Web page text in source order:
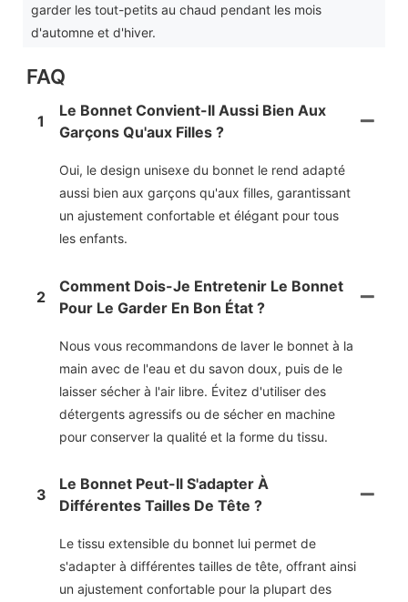
garder les tout-petits au chaud pendant les mois
d'automne et d'hiver.
FAQ
1
Le Bonnet Convient-Il Aussi Bien Aux
Garçons Qu'aux Filles ?
Oui, le design unisexe du bonnet le rend adapté
aussi bien aux garçons qu'aux filles, garantissant
un ajustement confortable et élégant pour tous
les enfants.
2
Comment Dois-Je Entretenir Le Bonnet
Pour Le Garder En Bon État ?
Nous vous recommandons de laver le bonnet à la
main avec de l'eau et du savon doux, puis de le
laisser sécher à l'air libre. Évitez d'utiliser des
détergents agressifs ou de sécher en machine
pour conserver la qualité et la forme du tissu.
3
Le Bonnet Peut-Il S'adapter À
Différentes Tailles De Tête ?
Le tissu extensible du bonnet lui permet de
s'adapter à différentes tailles de tête, offrant ainsi
un ajustement confortable pour la plupart des